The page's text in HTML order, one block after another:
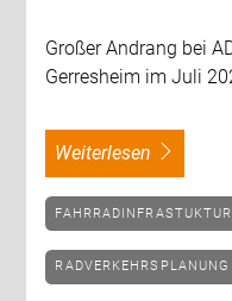
Großer Andrang bei
Gerresheim im Juli
weiterlesen
FAHRRADINFRASTUKTUR
RADVERKEHRSPLANUNG